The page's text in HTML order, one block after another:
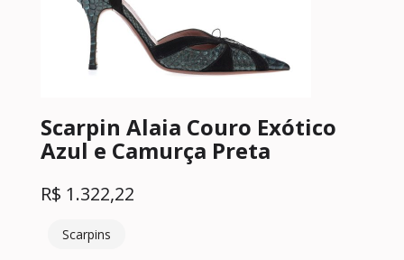
Scarpin Alaia Couro Exótico
Azul e Camurça Preta
R$ 1.322,22
Scarpins